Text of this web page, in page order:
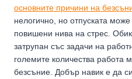
основните причини на
нелогично, но отпуската
повишени нива на стрес.
затрупан със задачи на
големите количества работа
безсъние. Добър навик е да